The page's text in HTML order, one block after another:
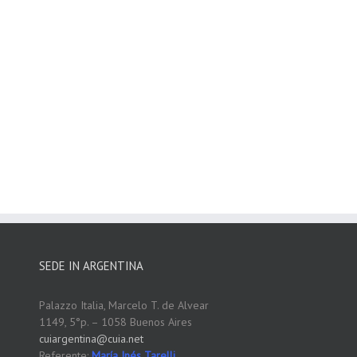
SEDE IN ARGENTINA
Palazzo Italia, Marcelo T. de Alvear
1149, 5°p. – 1058 Buenos Aires
cuiargentina@cuia.net